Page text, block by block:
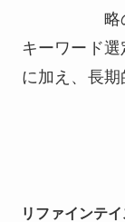
略
キーワード
に加え、長
リファインテ